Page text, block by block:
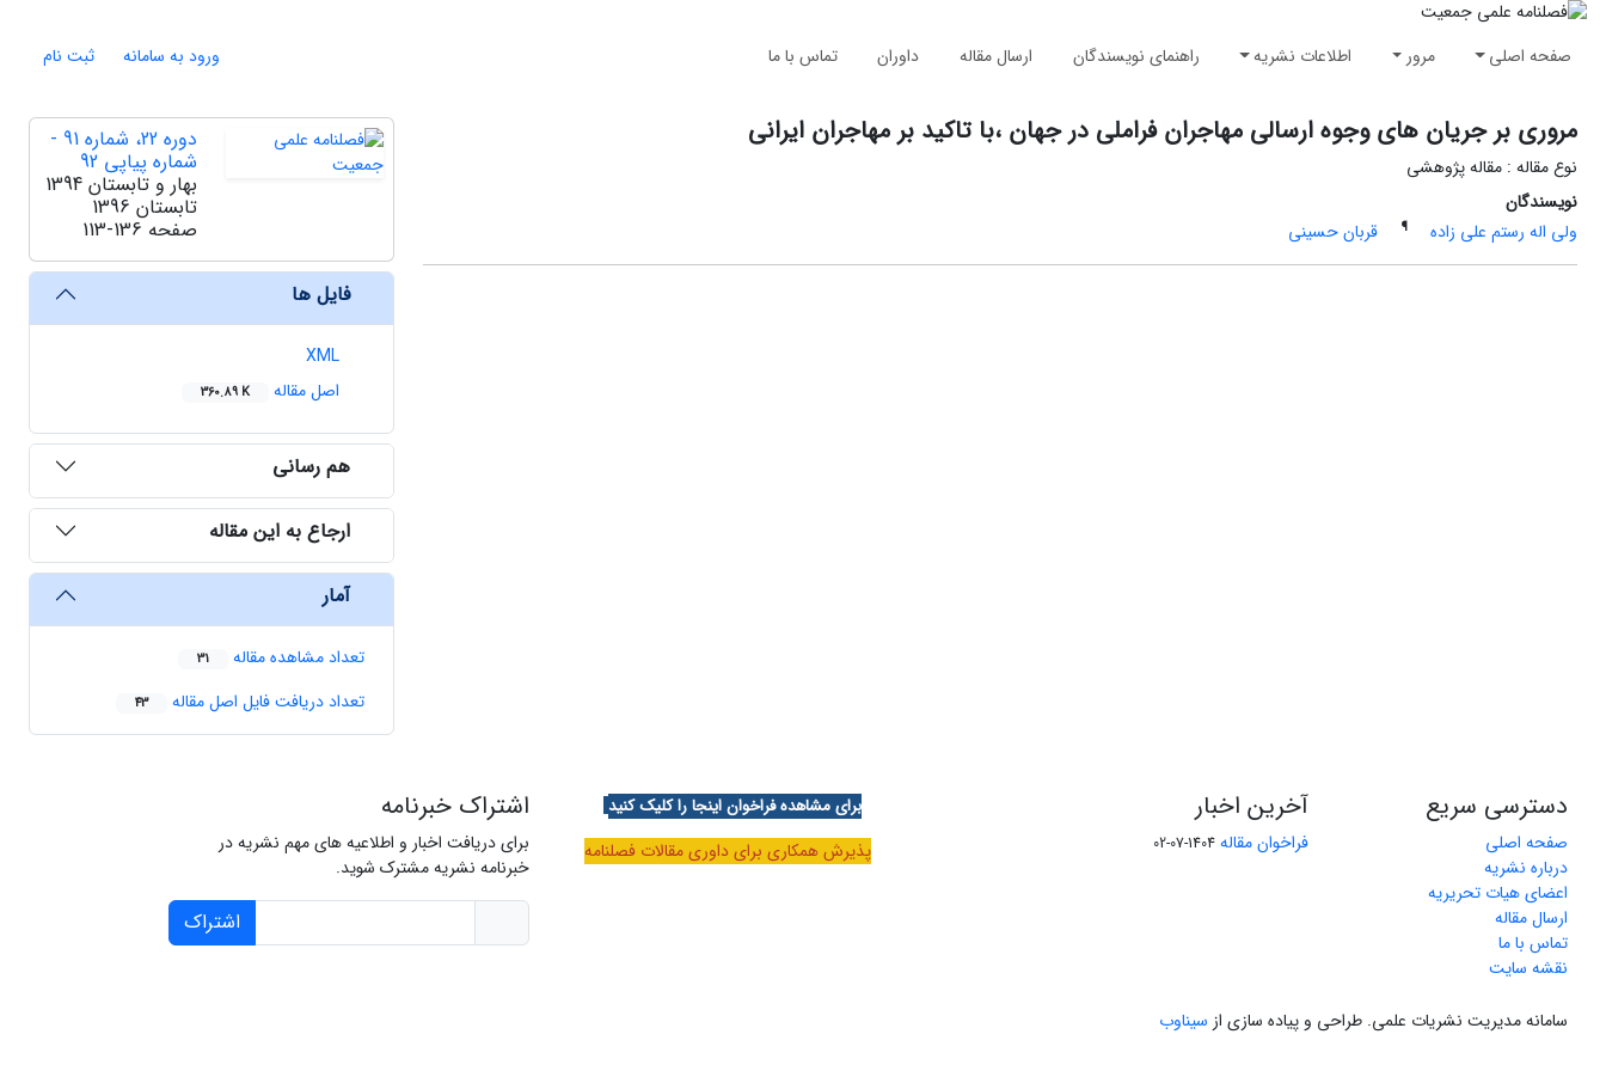
صفحه اصلی مرور اطلاعات نشریه راهنمای نویسندگان ارسال مقاله داوران تماس با ما ورود به سامانه ثبت نام
مروری بر جریان های وجوه ارسالی مهاجران فراملی در جهان ،با تاکید بر مهاجران ایرانی
نوع مقاله : مقاله پژوهشی
نویسندگان
ولی اله رستم علی زاده
¶ قربان حسینی
دوره 22، شماره 91 -
شماره پیاپی 92
بهار و تابستان 1394
تابستان 1396
صفحه 113-136
فایل ها
XML
اصل مقاله
360.89 K
هم رسانی
ارجاع به این مقاله
آمار
تعداد مشاهده مقاله 31
تعداد دریافت فایل اصل مقاله 43
دسترسی سریع
صفحه اصلی
درباره نشریه
اعضای هیات تحریریه
ارسال مقاله
تماس با ما
نقشه سایت
آخرین اخبار
فراخوان مقاله 1404-07-02
برای مشاهده فراخوان اینجا را کلیک کنید
پذیرش همکاری برای داوری مقالات فصلنامه
اشتراک خبرنامه
برای دریافت اخبار و اطلاعیه های مهم نشریه در
خبرنامه نشریه مشترک شوید.
اشتراک
سامانه مدیریت نشریات علمی. طراحی و پیاده سازی از سیناوب